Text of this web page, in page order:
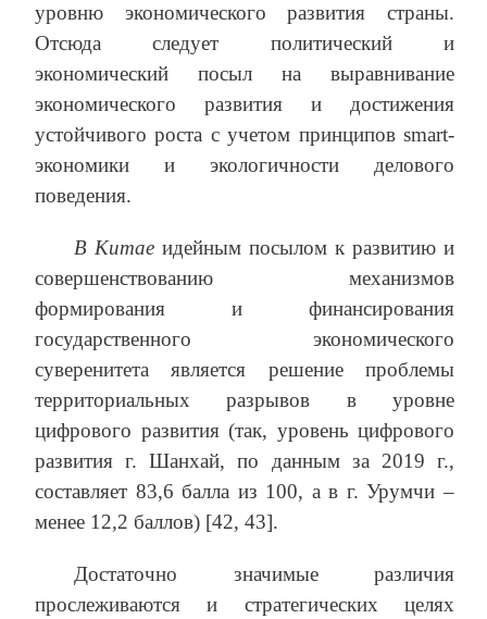
уровню экономического развития страны.
Отсюда следует политический и
экономический посыл на выравнивание
экономического развития и достижения
устойчивого роста с учетом принципов smart-
экономики и экологичности делового
поведения.
В Китае идейным посылом к развитию и
совершенствованию механизмов
формирования и финансирования
государственного экономического
суверенитета является решение проблемы
территориальных разрывов в уровне
цифрового развития (так, уровень цифрового
развития г. Шанхай, по данным за 2019 г.,
составляет 83,6 балла из 100, а в г. Урумчи –
менее 12,2 баллов) [42, 43].
Достаточно значимые различия
прослеживаются и стратегических целях